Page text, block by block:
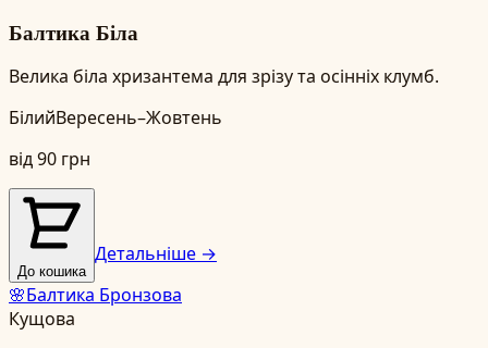
Балтика Біла
Велика біла хризантема для зрізу та осінніх клумб.
БілийВересень–Жовтень
від90 грн
До кошика
Детальніше →
🌸Балтика Бронзова
Кущова